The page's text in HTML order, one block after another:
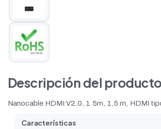
Descripción del producto
Nanocable HDMI V2.0, 1.5m, 1,5 m, HDMI
Características